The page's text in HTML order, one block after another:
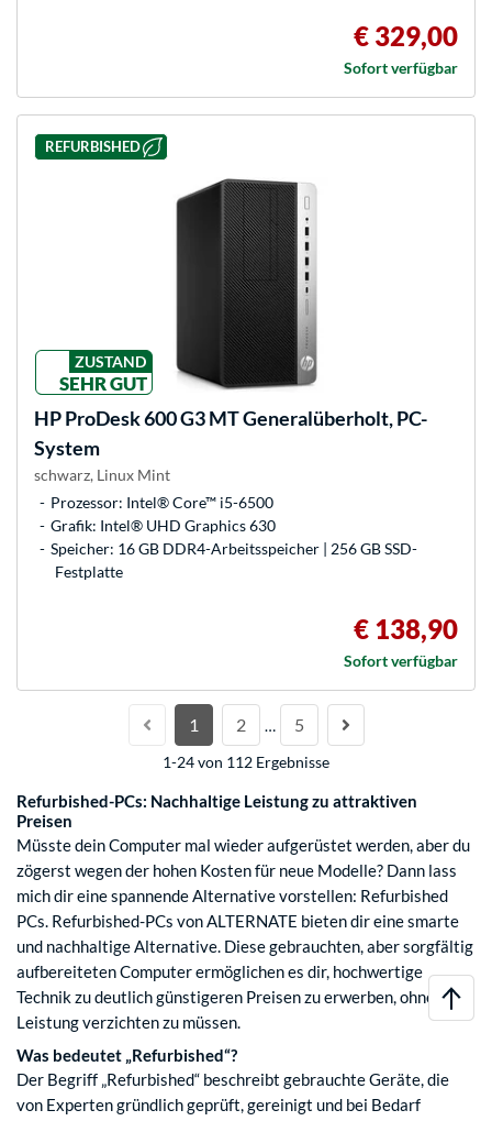
€ 329,00
Sofort verfügbar
REFURBISHED
ZUSTAND
SEHR GUT
HPProDesk 600 G3 MT Generalüberholt, PC-
System
schwarz, Linux Mint
Prozessor: Intel® Core™ i5-6500
Grafik: Intel® UHD Graphics 630
Speicher: 16 GB DDR4-Arbeitsspeicher | 256 GB SSD-
Festplatte
€ 138,90
Sofort verfügbar
1 2 … 5
1-24 von 112 Ergebnisse
Refurbished-PCs: Nachhaltige Leistung zu attraktiven
Preisen
Müsste dein Computer mal wieder aufgerüstet werden, aber du
zögerst wegen der hohen Kosten für neue Modelle? Dann lass
mich dir eine spannende Alternative vorstellen: Refurbished
PCs. Refurbished-PCs von ALTERNATE bieten dir eine smarte
und nachhaltige Alternative. Diese gebrauchten, aber sorgfältig
aufbereiteten Computer ermöglichen es dir, hochwertige
Technik zu deutlich günstigeren Preisen zu erwerben, ohne auf
Leistung verzichten zu müssen.
Was bedeutet „Refurbished“?
Der Begriff „Refurbished“ beschreibt gebrauchte Geräte, die
von Experten gründlich geprüft, gereinigt und bei Bedarf